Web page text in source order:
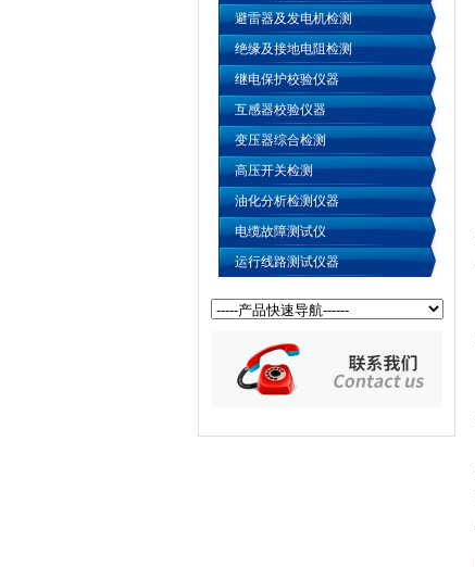
避雷器及发电机检测
绝缘及接地电阻检测
继电保护校验仪器
互感器校验仪器
变压器综合检测
高压开关检测
油化分析检测仪器
电缆故障测试仪
运行线路测试仪器